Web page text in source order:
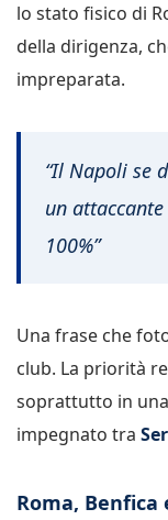
lo stato fisico di
della dirigenza,
impreparata.
“Il Napoli se
un
100%”
Una frase che
club. La priorità
soprattutto in
impegnato tra
Roma,